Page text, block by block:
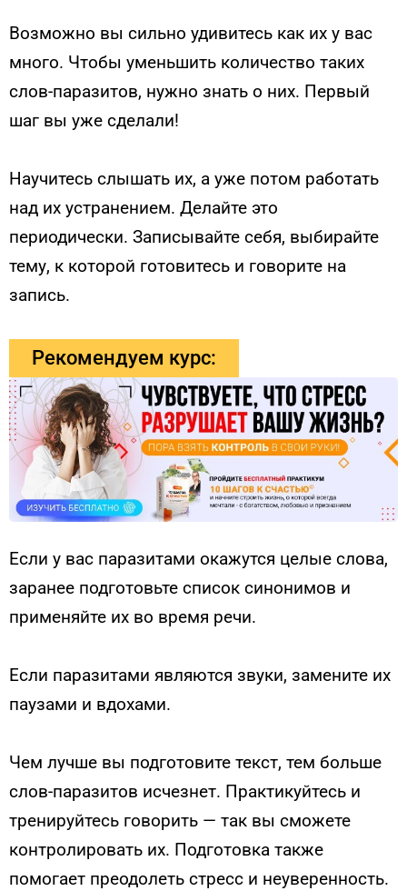
Возможно вы сильно удивитесь как их у вас
много. Чтобы уменьшить количество таких
слов-паразитов, нужно знать о них. Первый
шаг вы уже сделали!
Научитесь слышать их, а уже потом работать
над их устранением. Делайте это
периодически. Записывайте себя, выбирайте
тему, к которой готовитесь и говорите на
запись.
Рекомендуем курс:
Если у вас паразитами окажутся целые слова,
заранее подготовьте список синонимов и
применяйте их во время речи.
Если паразитами являются звуки, замените их
паузами и вдохами.
Чем лучше вы подготовите текст, тем больше
слов-паразитов исчезнет. Практикуйтесь и
тренируйтесь говорить — так вы сможете
контролировать их. Подготовка также
помогает преодолеть стресс и неуверенность.